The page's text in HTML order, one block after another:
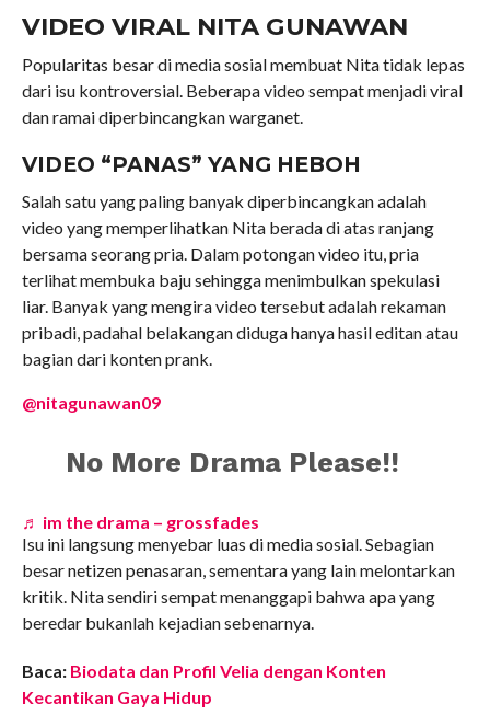
VIDEO VIRAL NITA GUNAWAN
Popularitas besar di media sosial membuat Nita tidak lepas
dari isu kontroversial. Beberapa video sempat menjadi viral
dan ramai diperbincangkan warganet.
VIDEO “PANAS” YANG HEBOH
Salah satu yang paling banyak diperbincangkan adalah
video yang memperlihatkan Nita berada di atas ranjang
bersama seorang pria. Dalam potongan video itu, pria
terlihat membuka baju sehingga menimbulkan spekulasi
liar. Banyak yang mengira video tersebut adalah rekaman
pribadi, padahal belakangan diduga hanya hasil editan atau
bagian dari konten prank.
@nitagunawan09
No More Drama Please!!
♬ im the drama – grossfades
Isu ini langsung menyebar luas di media sosial. Sebagian
besar netizen penasaran, sementara yang lain melontarkan
kritik. Nita sendiri sempat menanggapi bahwa apa yang
beredar bukanlah kejadian sebenarnya.
Baca: Biodata dan Profil Velia dengan Konten
Kecantikan Gaya Hidup